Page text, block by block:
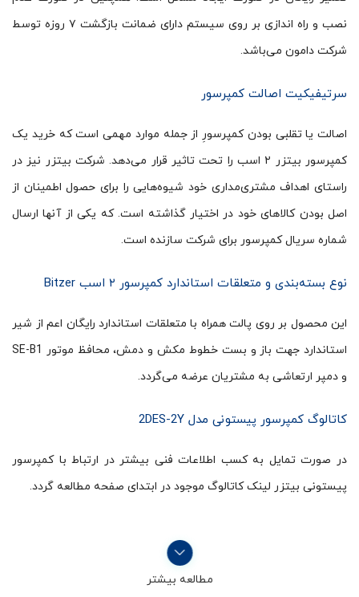
نصب و راه اندازی بر روی سیستم دارای ضمانت بازگشت ۷ روزه توسط
شرکت دامون می‌باشد.
سرتیفیکیت اصالت کمپرسور
اصالت یا تقلبی بودن کمپرسورِ از جمله موارد مهمی است که خرید یک
کمپرسور بیتزر ۲ اسب را تحت تاثیر قرار می­‌دهد. شرکت بیتزر نیز در
راستای اهداف مشتری­‌مداری خود شیوه­‌هایی را برای حصول اطمینان از
اصل بودن کالاهای خود در اختیار گذاشته است. که یکی از آن­ها ارسال
شماره سریال کمپرسور برای شرکت سازنده است.
نوع بسته‌بندی و متعلقات استاندارد کمپرسور ۲ اسب Bitzer
این محصول بر روی پالت همراه با متعلقات استاندارد رایگان اعم از شیر
استاندارد جهت باز و بست خطوط مکش و دمش، محافظ موتور SE-B1
و دمپر ارتعاشی به مشتریان عرضه می‌گردد.
کاتالوگ کمپرسور پیستونی مدل 2DES-2Y
در صورت تمایل به کسب اطلاعات فنی بیشتر در ارتباط با کمپرسور
پیستونی بیتزر لینک کاتالوگ موجود در ابتدای صفحه مطالعه گردد.
مطالعه بیشتر